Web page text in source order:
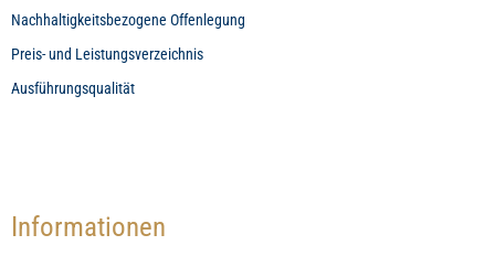
Nachhaltigkeitsbezogene Offenlegung
Preis- und Leistungsverzeichnis
Ausführungsqualität
Informationen